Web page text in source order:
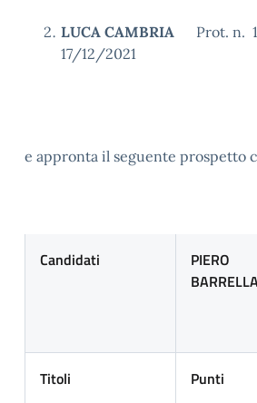
LUCA CAMBRIA
Prot. n.
17/12/2021
e appronta il seguente prospetto
Candidati
PIERO
Titoli Punti